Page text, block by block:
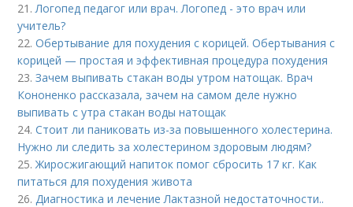
21.Логопед педагог или врач. Логопед - это врач или
учитель?
22.Обертывание для похудения с корицей. Обертывания с
корицей — простая и эффективная процедура похудения
23.Зачем выпивать стакан воды утром натощак. Врач
Кононенко рассказала, зачем на самом деле нужно
выпивать с утра стакан воды натощак
24.Стоит ли паниковать из-за повышенного холестерина.
Нужно ли следить за холестерином здоровым людям?
25.Жиросжигающий напиток помог сбросить 17 кг. Как
питаться для похудения живота
26.Диагностика и лечение Лактазной недостаточности..